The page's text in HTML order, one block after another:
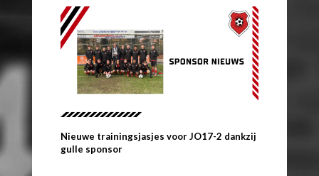
Nieuwe trainingsjasjes voor JO17-2 dankzij
gulle sponsor